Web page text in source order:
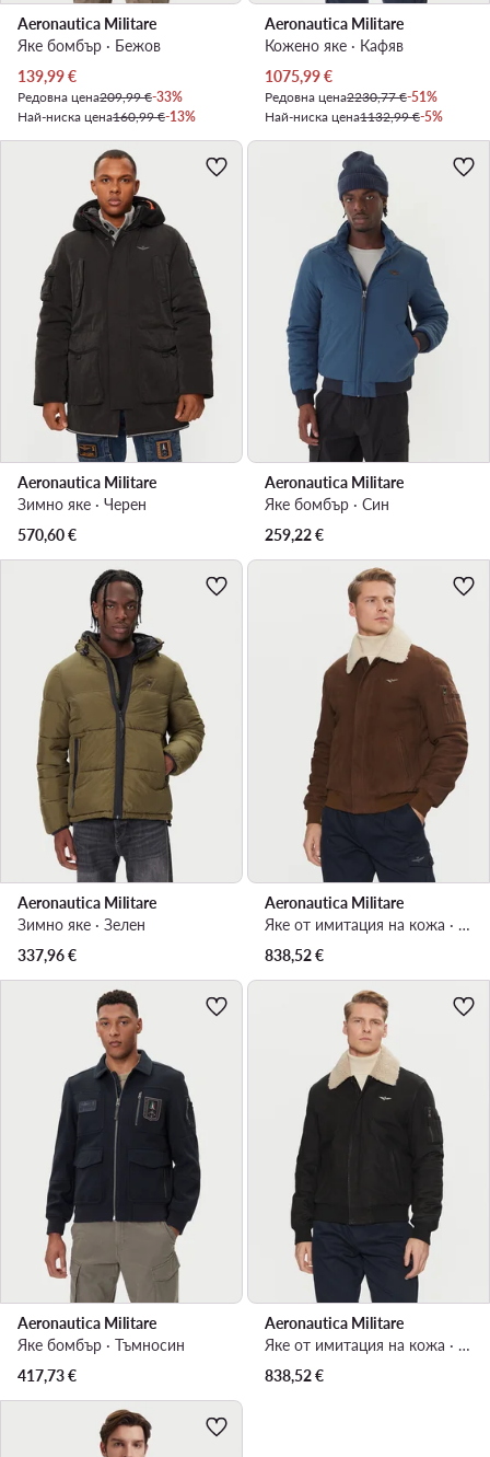
Aeronautica Militare
Яке бомбър · Бежов
Актуална цена
139,99€
Редовна цена209,99 €-33%
Най-ниска цена160,99 €-13%
Aeronautica Militare
Кожено яке · Кафяв
Актуална цена
1075,99€
Редовна цена2230,77 €-51%
Най-ниска цена1132,99 €-5%
Aeronautica Militare
Зимно яке · Черен
570,60€
Aeronautica Militare
Яке бомбър · Син
259,22€
Aeronautica Militare
Зимно яке · Зелен
337,96€
Aeronautica Militare
Яке от имитация на кожа · Кафяв
838,52€
Aeronautica Militare
Яке бомбър · Тъмносин
417,73€
Aeronautica Militare
Яке от имитация на кожа · Черен
838,52€